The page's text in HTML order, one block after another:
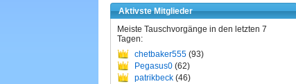
Aktivste Mitglieder
Meiste Tauschvorgänge in den letzten 7
Tagen:
chetbaker555 (93)
Pegasus0 (62)
patrikbeck (46)